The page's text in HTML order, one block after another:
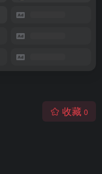
收藏 0